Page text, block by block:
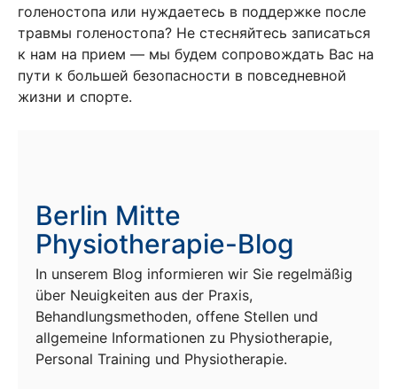
голеностопа или нуждаетесь в поддержке после
травмы голеностопа? Не стесняйтесь записаться
к нам на прием — мы будем сопровождать Вас на
пути к большей безопасности в повседневной
жизни и спорте.
Berlin Mitte
Physiotherapie-Blog
In unserem Blog informieren wir Sie regelmäßig
über Neuigkeiten aus der Praxis,
Behandlungsmethoden, offene Stellen und
allgemeine Informationen zu Physiotherapie,
Personal Training und Physiotherapie.